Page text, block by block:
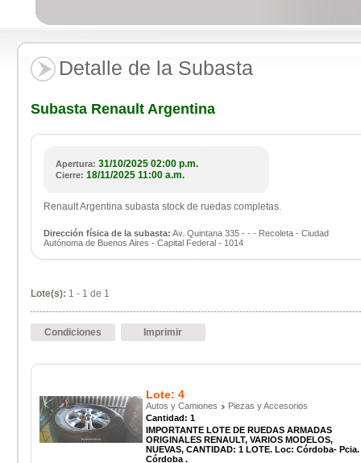
Detalle de la Subasta
Subasta Renault Argentina
Apertura: 31/10/2025 02:00 p.m.
Cierre: 18/11/2025 11:00 a.m.
Renault Argentina subasta stock de ruedas completas.
Dirección física de la subasta: Av. Quintana 335 - - - Recoleta - Ciudad
Autónoma de Buenos Aires - Capital Federal - 1014
Lote(s): 1 - 1 de 1
Condiciones Imprimir
Lote: 4
Autos y Camiones
Piezas y Accesorios
Cantidad: 1
IMPORTANTE LOTE DE RUEDAS ARMADAS
ORIGINALES RENAULT, VARIOS MODELOS,
NUEVAS, CANTIDAD: 1 LOTE. Loc: Córdoba- Pcia.
Córdoba .